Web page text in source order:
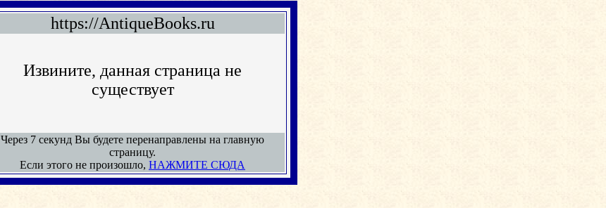
https://AntiqueBooks.ru
Извините, данная страница не
существует
Через 7 секунд Вы будете перенаправлены на главную
страницу.
Если этого не произошло, НАЖМИТЕ СЮДА